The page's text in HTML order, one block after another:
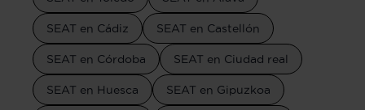
SEAT en Cádiz SEAT en Castellón
SEAT en Córdoba SEAT en Ciudad real
SEAT en Huesca SEAT en Gipuzkoa